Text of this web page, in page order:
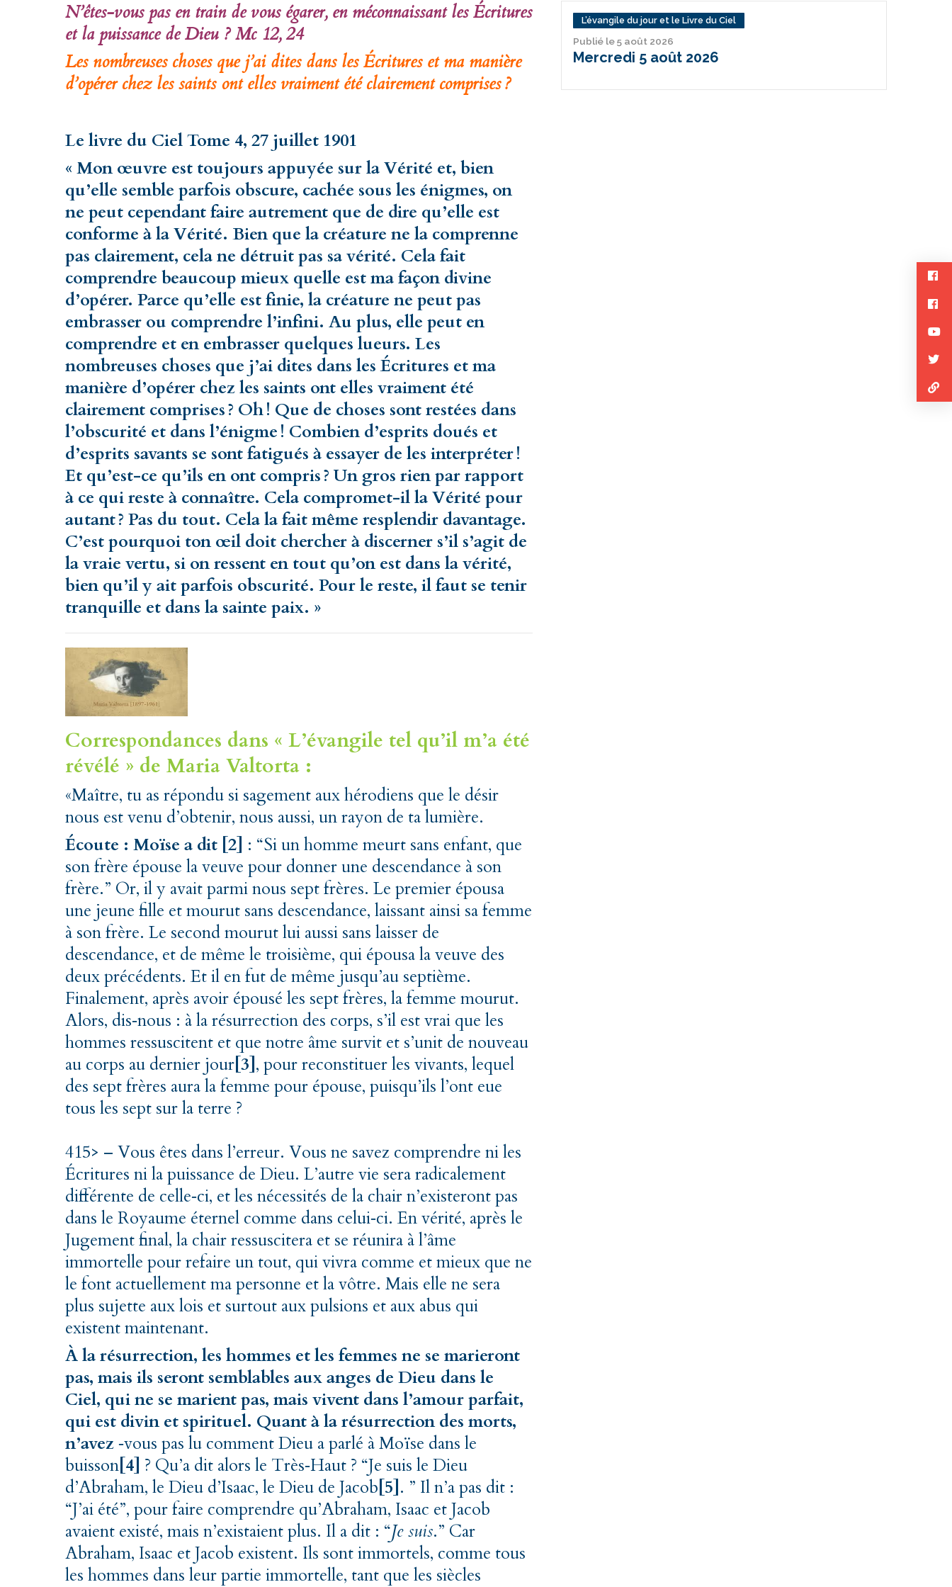
N’êtes-vous pas en train de vous égarer, en méconnaissant les Écritures
et la puissance de Dieu ? Mc 12, 24
Les nombreuses choses que j’ai dites dans les Écritures et ma manière
d’opérer chez les saints ont elles vraiment été clairement comprises ?
Le livre du Ciel Tome 4, 27 juillet 1901
« Mon œuvre est toujours appuyée sur la Vérité et, bien
qu’elle semble parfois obscure, cachée sous les énigmes, on
ne peut cependant faire autrement que de dire qu’elle est
conforme à la Vérité. Bien que la créature ne la comprenne
pas clairement, cela ne détruit pas sa vérité. Cela fait
comprendre beaucoup mieux quelle est ma façon divine
d’opérer. Parce qu’elle est finie, la créature ne peut pas
embrasser ou comprendre l’infini. Au plus, elle peut en
comprendre et en embrasser quelques lueurs. Les
nombreuses choses que j’ai dites dans les Écritures et ma
manière d’opérer chez les saints ont elles vraiment été
clairement comprises ? Oh ! Que de choses sont restées dans
l’obscurité et dans l’énigme ! Combien d’esprits doués et
d’esprits savants se sont fatigués à essayer de les interpréter !
Et qu’est-ce qu’ils en ont compris ? Un gros rien par rapport
à ce qui reste à connaître. Cela compromet-il la Vérité pour
autant ? Pas du tout. Cela la fait même resplendir davantage.
C’est pourquoi ton œil doit chercher à discerner s’il s’agit de
la vraie vertu, si on ressent en tout qu’on est dans la vérité,
bien qu’il y ait parfois obscurité. Pour le reste, il faut se tenir
tranquille et dans la sainte paix. »
Correspondances dans « L’évangile tel qu’il m’a été
révélé » de Maria Valtorta :
«Maître, tu as répondu si sagement aux hérodiens que le désir
nous est venu d’obtenir, nous aussi, un rayon de ta lumière.
Écoute : Moïse a dit [2] : “Si un homme meurt sans enfant, que
son frère épouse la veuve pour donner une descendance à son
frère.” Or, il y avait parmi nous sept frères. Le premier épousa
une jeune fille et mourut sans descendance, laissant ainsi sa femme
à son frère. Le second mourut lui aussi sans laisser de
descendance, et de même le troisième, qui épousa la veuve des
deux précédents. Et il en fut de même jusqu’au septième.
Finalement, après avoir épousé les sept frères, la femme mourut.
Alors, dis‑nous : à la résurrection des corps, s’il est vrai que les
hommes ressuscitent et que notre âme survit et s’unit de nouveau
au corps au dernier jour[3], pour reconstituer les vivants, lequel
des sept frères aura la femme pour épouse, puisqu’ils l’ont eue
tous les sept sur la terre ?
415> – Vous êtes dans l’erreur. Vous ne savez comprendre ni les
Écritures ni la puissance de Dieu. L’autre vie sera radicalement
différente de celle‑ci, et les nécessités de la chair n’existeront pas
dans le Royaume éternel comme dans celui‑ci. En vérité, après le
Jugement final, la chair ressuscitera et se réunira à l’âme
immortelle pour refaire un tout, qui vivra comme et mieux que ne
le font actuellement ma personne et la vôtre. Mais elle ne sera
plus sujette aux lois et surtout aux pulsions et aux abus qui
existent maintenant.
À la résurrection, les hommes et les femmes ne se marieront
pas, mais ils seront semblables aux anges de Dieu dans le
Ciel, qui ne se marient pas, mais vivent dans l’amour parfait,
qui est divin et spirituel. Quant à la résurrection des morts,
n’avez‑vous pas lu comment Dieu a parlé à Moïse dans le
buisson[4] ? Qu’a dit alors le Très‑Haut ? “Je suis le Dieu
d’Abraham, le Dieu d’Isaac, le Dieu de Jacob[5] . ” Il n’a pas dit :
“J’ai été”, pour faire comprendre qu’Abraham, Isaac et Jacob
avaient existé, mais n’existaient plus. Il a dit : “Je suis.” Car
Abraham, Isaac et Jacob existent. Ils sont immortels, comme tous
les hommes dans leur partie immortelle, tant que les siècles
L’évangile du jour et le Livre du Ciel
Publié le 5 août 2026
Mercredi 5 août 2026